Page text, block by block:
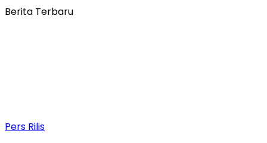
Berita Terbaru
Pers Rilis